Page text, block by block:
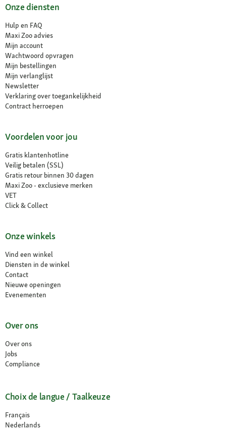
Onze diensten
Hulp en FAQ
Maxi Zoo advies
Mijn account
Wachtwoord opvragen
Mijn bestellingen
Mijn verlanglijst
Newsletter
Verklaring over toegankelijkheid
Contract herroepen
Voordelen voor jou
Gratis klantenhotline
Veilig betalen (SSL)
Gratis retour binnen 30 dagen
Maxi Zoo - exclusieve merken
VET
Click & Collect
Onze winkels
Vind een winkel
Diensten in de winkel
Contact
Nieuwe openingen
Evenementen
Over ons
Over ons
Jobs
Compliance
Choix de langue / Taalkeuze
Français
Nederlands